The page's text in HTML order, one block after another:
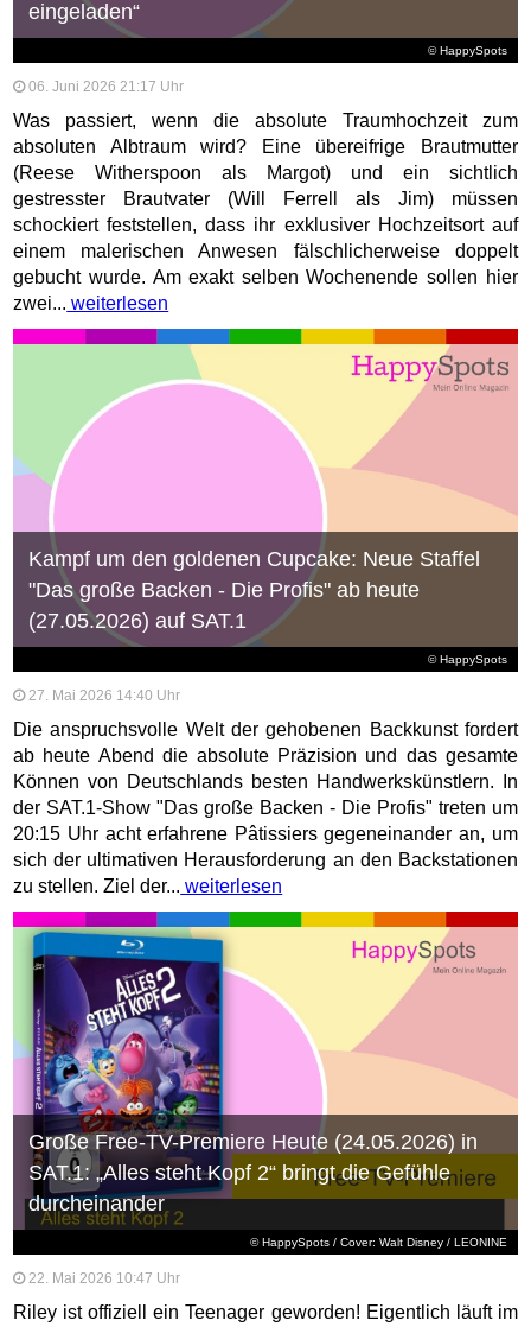
© HappySpots
eingeladen“
06. Juni 2026 21:17 Uhr
Was passiert, wenn die absolute Traumhochzeit zum
absoluten Albtraum wird? Eine übereifrige Brautmutter
(Reese Witherspoon als Margot) und ein sichtlich
gestresster Brautvater (Will Ferrell als Jim) müssen
schockiert feststellen, dass ihr exklusiver Hochzeitsort auf
einem malerischen Anwesen fälschlicherweise doppelt
gebucht wurde. Am exakt selben Wochenende sollen hier
zwei... weiterlesen
© HappySpots
Kampf um den goldenen Cupcake: Neue Staffel
"Das große Backen - Die Profis" ab heute
(27.05.2026) auf SAT.1
27. Mai 2026 14:40 Uhr
Die anspruchsvolle Welt der gehobenen Backkunst fordert
ab heute Abend die absolute Präzision und das gesamte
Können von Deutschlands besten Handwerkskünstlern. In
der SAT.1-Show "Das große Backen - Die Profis" treten um
20:15 Uhr acht erfahrene Pâtissiers gegeneinander an, um
sich der ultimativen Herausforderung an den Backstationen
zu stellen. Ziel der... weiterlesen
© HappySpots / Cover: Walt Disney / LEONINE
Große Free-TV-Premiere Heute (24.05.2026) in
SAT.1: „Alles steht Kopf 2“ bringt die Gefühle
durcheinander
22. Mai 2026 10:47 Uhr
Riley ist offiziell ein Teenager geworden! Eigentlich läuft im